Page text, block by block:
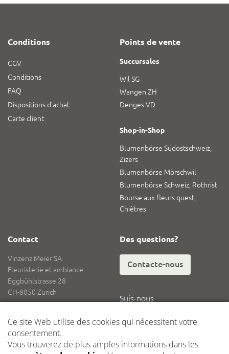
Conditions
CGV
Conditions
FAQ
Dispositions d’achat
Carte client
Points de vente
Succursales
Wil SG
Wangen ZH
Denges VD
Shop-in-Shop
Blumenbörse Südostschweiz,
Zizers
Blumenbörse Mörschwil
Blumenbörse Schweiz, Rothrist
Bourse aux fleurs quest,
Chiètres
Contact
Vinzenz Meier SA
Fleuristerie et ambiance
Eggbühlstrasse 28
CH-8050 Zurich
E-mailinfo@vinzenzmeier.ch
Des questions?
Contacte-nous
Suis-nous